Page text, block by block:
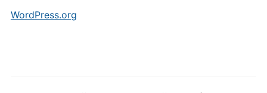
WordPress.org